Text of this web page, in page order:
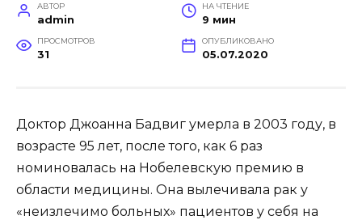
АВТОР
admin
НА ЧТЕНИЕ
9 мин
ПРОСМОТРОВ
31
ОПУБЛИКОВАНО
05.07.2020
Доктор Джоанна Бадвиг умерла в 2003 году, в
возрасте 95 лет, после того, как 6 раз
номиновалась на Нобелевскую премию в
области медицины. Она вылечивала рак у
«неизлечимо больных» пациентов у себя на